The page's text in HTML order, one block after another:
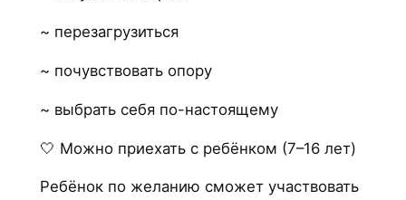
~ перезагрузиться
~ почувствовать опору
~ выбрать себя по-настоящему
🤍 Можно приехать с ребёнком (7–16 лет)
Ребёнок по желанию сможет участвовать